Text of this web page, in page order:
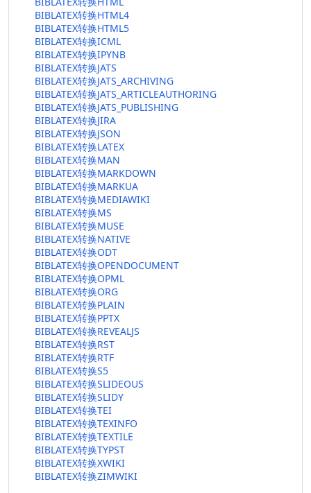
BIBLATEX转换HTML4
BIBLATEX转换HTML5
BIBLATEX转换ICML
BIBLATEX转换IPYNB
BIBLATEX转换JATS
BIBLATEX转换JATS_ARCHIVING
BIBLATEX转换JATS_ARTICLEAUTHORING
BIBLATEX转换JATS_PUBLISHING
BIBLATEX转换JIRA
BIBLATEX转换JSON
BIBLATEX转换LATEX
BIBLATEX转换MAN
BIBLATEX转换MARKDOWN
BIBLATEX转换MARKUA
BIBLATEX转换MEDIAWIKI
BIBLATEX转换MS
BIBLATEX转换MUSE
BIBLATEX转换NATIVE
BIBLATEX转换ODT
BIBLATEX转换OPENDOCUMENT
BIBLATEX转换OPML
BIBLATEX转换ORG
BIBLATEX转换PLAIN
BIBLATEX转换PPTX
BIBLATEX转换REVEALJS
BIBLATEX转换RST
BIBLATEX转换RTF
BIBLATEX转换S5
BIBLATEX转换SLIDEOUS
BIBLATEX转换SLIDY
BIBLATEX转换TEI
BIBLATEX转换TEXINFO
BIBLATEX转换TEXTILE
BIBLATEX转换TYPST
BIBLATEX转换XWIKI
BIBLATEX转换ZIMWIKI